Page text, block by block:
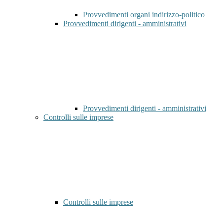
Provvedimenti organi indirizzo-politico
Provvedimenti dirigenti - amministrativi
Provvedimenti dirigenti - amministrativi
Controlli sulle imprese
Controlli sulle imprese